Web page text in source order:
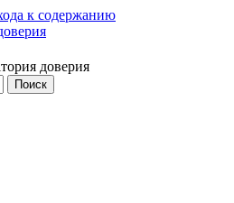
к содержанию
доверия